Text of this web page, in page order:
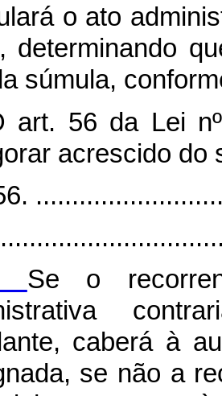
o ato
determinando
súmula,
art. 56 da Lei
acrescido do
Se o
caberá à
se não a